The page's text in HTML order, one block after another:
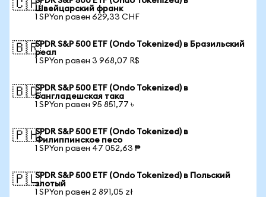
🇨🇭Швейцарский франк
1 SPYon равен 629,33 CHF
🇧🇷SPDR S&P 500 ETF (Ondo Tokenized) в Бразильский
реал
1 SPYon равен 3 968,07 R$
🇧🇩SPDR S&P 500 ETF (Ondo Tokenized) в
Бангладешская така
1 SPYon равен 95 851,77 ৳
🇵🇭SPDR S&P 500 ETF (Ondo Tokenized) в
Филиппинское песо
1 SPYon равен 47 052,63 ₱
🇵🇱SPDR S&P 500 ETF (Ondo Tokenized) в Польский
злотый
1 SPYon равен 2 891,05 zł